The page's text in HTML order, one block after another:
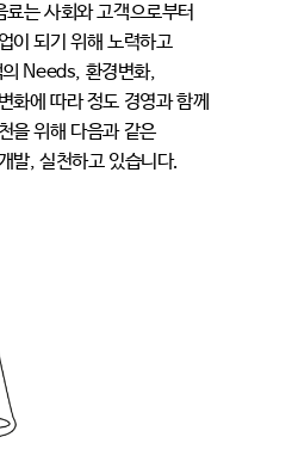
는 사회와 고객으로부터
이 되기 위해 노력하고
Needs, 환경변화,
화에 따라 정도 경영과 함께
을 위해 다음과 같은
발, 실천하고 있습니다.